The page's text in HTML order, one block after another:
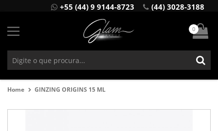
+55 (44) 9 9144-8723 (44) 3028-3188
0
Home GINZING ORIGINS 15 ML